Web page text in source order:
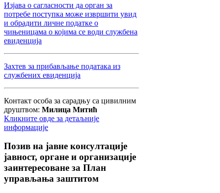
Изјава о сагласности да орган за
потребе поступка може извршити увид
и обрадити личне податке о
чињеницама о којима се води службена
евиденција
Захтев за прибављање података из
службених евиденција
Контакт особа за сарадњу са цивилним
друштвом: Милица Митић
Кликните овде за детаљније
информације
Позив на јавне консултације
јавност, органе и организације
заинтересоване за План
управљања заштитом